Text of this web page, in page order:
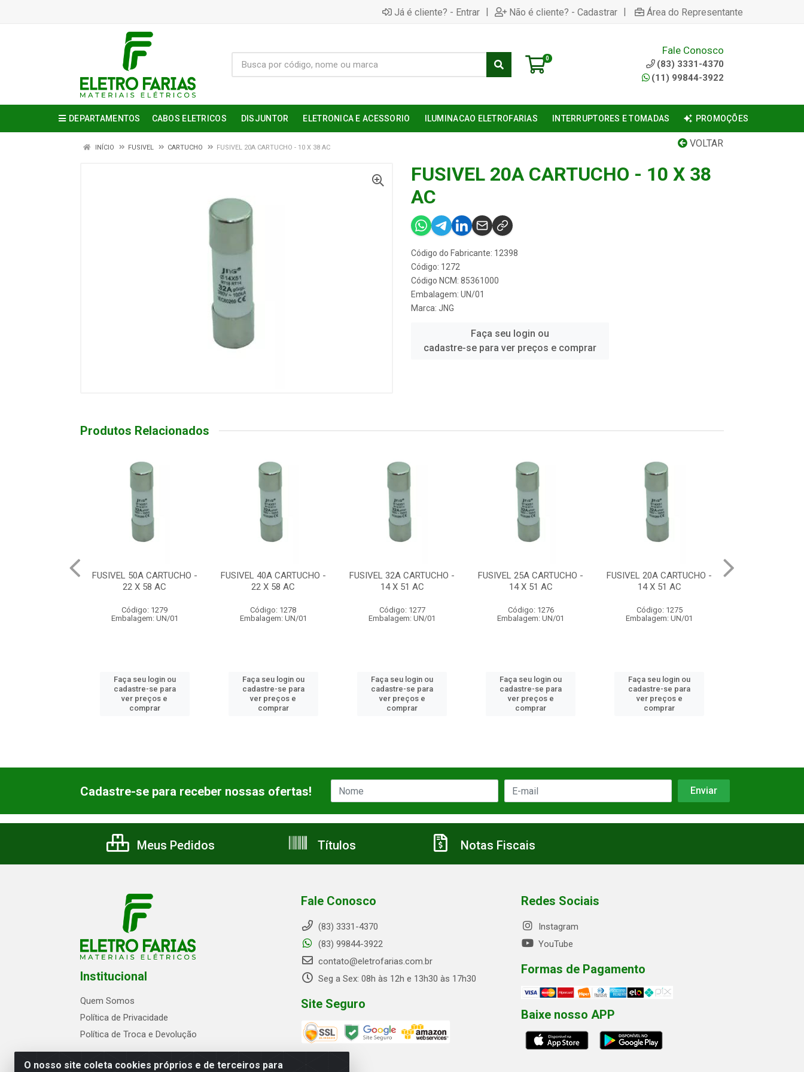
Já é cliente? - Entrar | Não é cliente? - Cadastrar | Área do Representante
0
Fale Conosco
(83) 3331-4370
(11) 99844-3922
DEPARTAMENTOS CABOS ELETRICOS DISJUNTOR ELETRONICA E ACESSORIO ILUMINACAO ELETROFARIAS INTERRUPTORES E TOMADAS PROMOÇÕES
VOLTAR
INÍCIO FUSIVEL CARTUCHO FUSIVEL 20A CARTUCHO - 10 X 38 AC
FUSIVEL 20A CARTUCHO - 10 X 38
AC
Código do Fabricante: 12398
Código: 1272
Código NCM: 85361000
Embalagem: UN/01
Marca: JNG
Faça seu login ou
cadastre-se para ver preços e comprar
Produtos Relacionados
50A CARTUCHO -
FUSIVEL 40A CARTUCHO -
22 X 58 AC
Código: 1278
Embalagem: UN/01
Faça seu login ou
cadastre-se para
ver preços e
comprar
FUSIVEL 32A CARTUCHO -
14 X 51 AC
Código: 1277
Embalagem: UN/01
Faça seu login ou
cadastre-se para
ver preços e
comprar
FUSIVEL 25A CARTUCHO -
14 X 51 AC
Código: 1276
Embalagem: UN/01
Faça seu login ou
cadastre-se para
ver preços e
comprar
FUSIVEL 20A CARTUCHO -
14 X 51 AC
Código: 1275
Embalagem: UN/01
Faça seu login ou
cadastre-se para
ver preços e
comprar
FUSIVEL 25A CARTUCHO -
10 X 38 AC
Código: 1273
Embalagem: UN/01
Faça seu login ou
cadastre-se para
ver preços e
comprar
O nosso site coleta cookies próprios e de terceiros para
Cadastre-se para receber nossas ofertas!
Meus Pedidos Títulos Notas Fiscais
Institucional
Quem Somos
Política de Privacidade
Política de Troca e Devolução
Fale Conosco
(83) 3331-4370
(83) 99844-3922
contato@eletrofarias.com.br
Seg a Sex: 08h às 12h e 13h30 às 17h30
Site Seguro
Redes Sociais
Instagram
YouTube
Formas de Pagamento
Baixe nosso APP